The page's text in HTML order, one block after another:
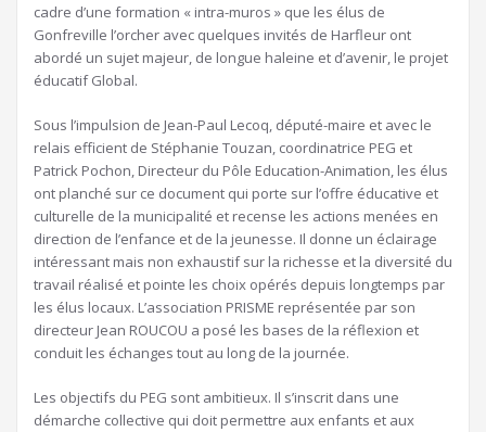
cadre d’une formation « intra-muros » que les élus de
Gonfreville l’orcher avec quelques invités de Harfleur ont
abordé un sujet majeur, de longue haleine et d’avenir, le projet
éducatif Global.
Sous l’impulsion de Jean-Paul Lecoq, député-maire et avec le
relais efficient de Stéphanie Touzan, coordinatrice PEG et
Patrick Pochon, Directeur du Pôle Education-Animation, les élus
ont planché sur ce document qui porte sur l’offre éducative et
culturelle de la municipalité et recense les actions menées en
direction de l’enfance et de la jeunesse. Il donne un éclairage
intéressant mais non exhaustif sur la richesse et la diversité du
travail réalisé et pointe les choix opérés depuis longtemps par
les élus locaux. L’association PRISME représentée par son
directeur Jean ROUCOU a posé les bases de la réflexion et
conduit les échanges tout au long de la journée.
Les objectifs du PEG sont ambitieux. Il s’inscrit dans une
démarche collective qui doit permettre aux enfants et aux